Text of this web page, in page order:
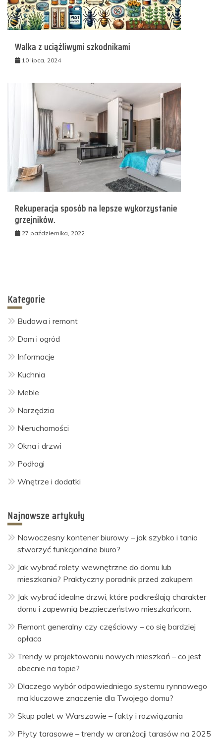
Walka z uciążliwymi szkodnikami
10 lipca, 2024
Rekuperacja sposób na lepsze wykorzystanie
grzejników.
27 października, 2022
Kategorie
Budowa i remont
Dom i ogród
Informacje
Kuchnia
Meble
Narzędzia
Nieruchomości
Okna i drzwi
Podłogi
Wnętrze i dodatki
Najnowsze artykuły
Nowoczesny kontener biurowy – jak szybko i tanio
stworzyć funkcjonalne biuro?
Jak wybrać rolety wewnętrzne do domu lub
mieszkania? Praktyczny poradnik przed zakupem
Jak wybrać idealne drzwi, które podkreślają charakter
domu i zapewnią bezpieczeństwo mieszkańcom.
Remont generalny czy częściowy – co się bardziej
opłaca
Trendy w projektowaniu nowych mieszkań – co jest
obecnie na topie?
Dlaczego wybór odpowiedniego systemu rynnowego
ma kluczowe znaczenie dla Twojego domu?
Skup palet w Warszawie – fakty i rozwiązania
Płyty tarasowe – trendy w aranżacji tarasów na 2025